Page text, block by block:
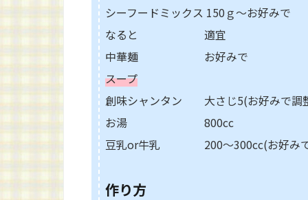
シーフードミックス 150ｇ～お好みで
なると 適宜
中華麺 お好みで
スープ
創味シャンタン 大さじ5(お好みで調
お湯 800cc
豆乳or牛乳 200～300cc(お好み
作り方